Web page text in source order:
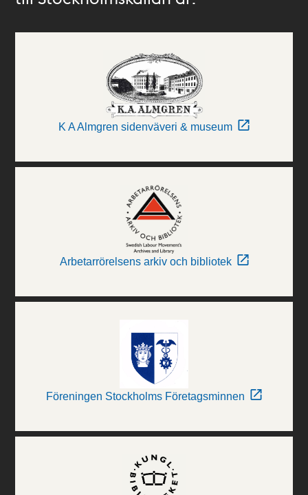
K A Almgren sidenväveri & museum
Arbetarrörelsens arkiv och bibliotek
Föreningen Stockholms Företagsminnen